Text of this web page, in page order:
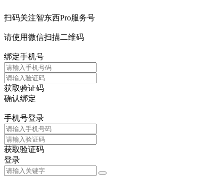
扫码关注智东西Pro服务号
请使用微信扫描二维码
绑定手机号
获取验证码
确认绑定
手机号登录
获取验证码
登录